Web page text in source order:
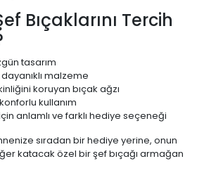
Bıçaklarını Tercih
tasarım
malzeme
koruyan bıçak ağzı
kullanım
anlamlı ve farklı hediye seçeneği
sıradan bir hediye yerine, onun
katacak özel bir şef bıçağı armağan